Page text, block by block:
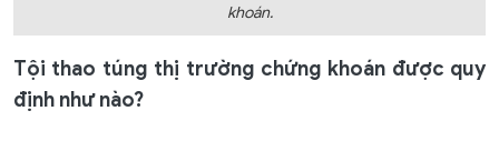
khoán.
Tội thao túng thị trường chứng khoán được quy
định như nào?